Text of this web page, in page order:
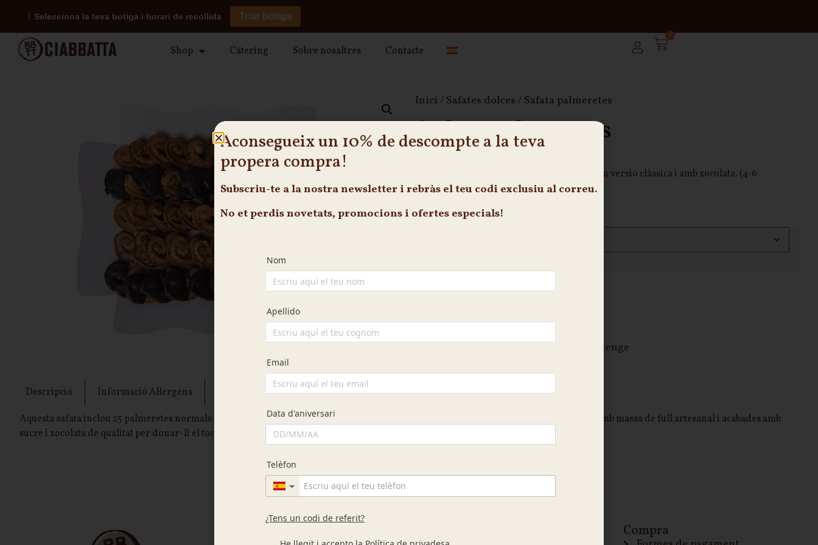
Selecciona la teva botiga i horari de recollida Triar botiga
Shop Càtering Sobre nosaltres Contacte
0
Inici / Safates dolces / Safata palmeretes
Safata palmeretes
Safates dolces
Una safata plena de palmeretes cruixents, en versió clàssica i amb xocolata. (4-6
persones)
Afegeix a la cistella
Recollida disponible de dilluns a diumenge
Descripció Informació Al·lergens Intoleràncies
Ingredients
Aquesta safata inclou 25 palmeretes normals i 25 palmeretes de xocolata. Les nostres palmeretes són cruixents i lleugeres, elaborades amb massa de full artesanal i acabades amb
sucre i xocolata de qualitat per donar-li el toc final perfecte.
Compra
Aconsegueix un 10% de descompte a la teva
propera compra!
Subscriu-te a la nostra newsletter i rebràs el teu codi exclusiu al correu.
No et perdis novetats, promocions i ofertes especials!